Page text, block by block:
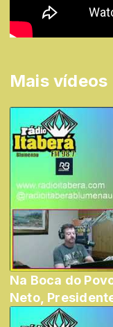
Mais vídeos
Na Boca do
Neto,